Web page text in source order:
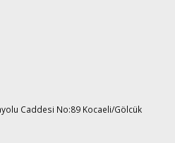
Caddesi No:89 Kocaeli/Gölcük